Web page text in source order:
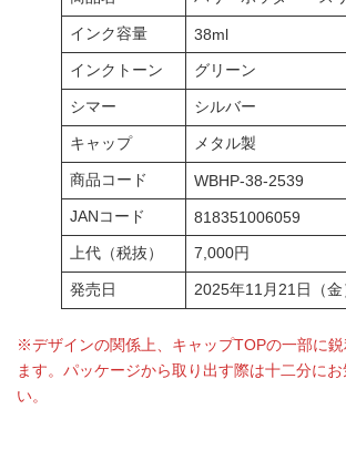
インク容量
38ml
インクトーン
グリーン
シマー シルバー
キャップ メタル製
商品コード
WBHP-38-2539
JANコード
818351006059
上代（税抜）
7,000円
発売日 2025年11月21日（金
※デザインの関係上、キャップTOPの一部に
ます。パッケージから取り出す際は十二分に
い。